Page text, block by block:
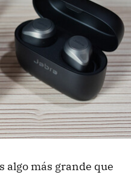
algo más grande que